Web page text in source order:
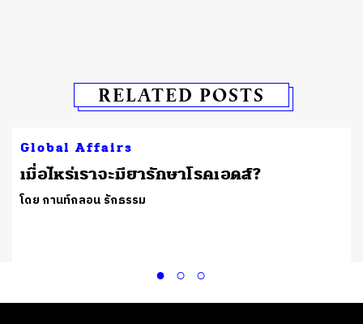
RELATED POSTS
Global Affairs
เมื่อไหร่เราจะมียารักษาโรคเอดส์?
โดย กานท์กลอน รักธรรม